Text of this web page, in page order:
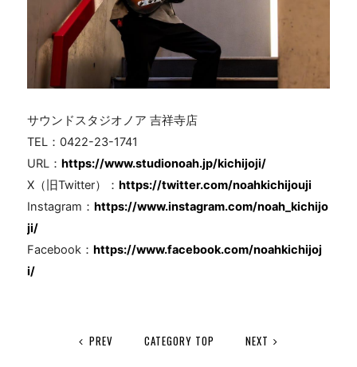
サウンドスタジオノア 吉祥寺店
TEL：0422-23-1741
URL：https://www.studionoah.jp/kichijoji/
X（旧Twitter）：https://twitter.com/noahkichijouji
Instagram：https://www.instagram.com/noah_kichijo
ji/
Facebook：https://www.facebook.com/noahkichijoj
i/
PREV CATEGORY TOP NEXT